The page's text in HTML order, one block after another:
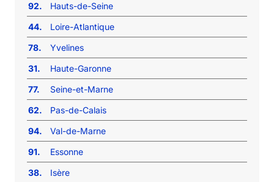
92.
Hauts-de-Seine
44.
Loire-Atlantique
78.
Yvelines
31.
Haute-Garonne
77.
Seine-et-Marne
62.
Pas-de-Calais
94.
Val-de-Marne
91.
Essonne
38.
Isère